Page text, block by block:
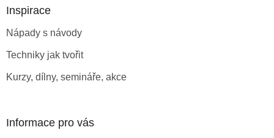
Inspirace
Nápady s návody
Techniky jak tvořit
Kurzy, dílny, semináře, akce
Informace pro vás